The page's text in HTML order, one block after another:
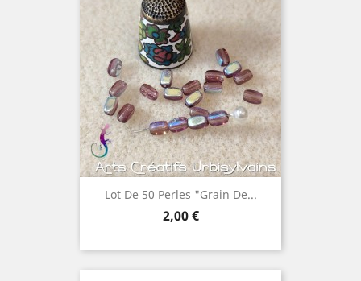
Lot De 50 Perles "grain De...
Prix
2,00 €